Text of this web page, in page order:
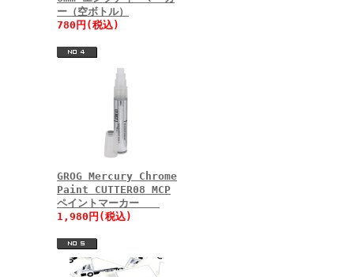
ー（空ボトル）
780円(税込)
GROG Mercury Chrome
Paint CUTTER08 MCP
ペイントマーカー
1,980円(税込)